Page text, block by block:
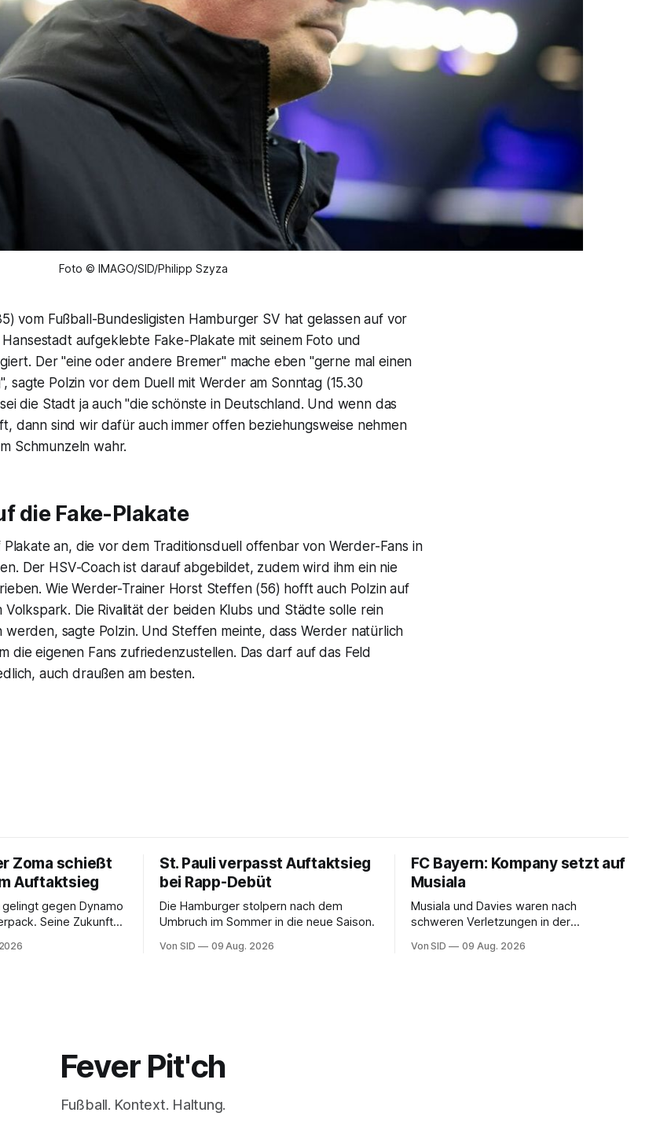
Foto © IMAGO/SID/Philipp Szyza
vom Fußball-Bundesligisten Hamburger SV hat gelassen auf vor
aufgeklebte Fake-Plakate mit seinem Foto und
Der "eine oder andere Bremer" mache eben "gerne mal einen
sagte Polzin vor dem Duell mit Werder am Sonntag (15.30
die Stadt ja auch "die schönste in Deutschland. Und wenn das
dann sind wir dafür auch immer offen beziehungsweise nehmen
Schmunzeln wahr.
die Fake-Plakate
Plakate an, die vor dem Traditionsduell offenbar von Werder-Fans in
Der HSV-Coach ist darauf abgebildet, zudem wird ihm ein nie
Wie Werder-Trainer Horst Steffen (56) hofft auch Polzin auf
Volkspark. Die Rivalität der beiden Klubs und Städte solle rein
werden, sagte Polzin. Und Steffen meinte, dass Werder natürlich
die eigenen Fans zufriedenzustellen. Das darf auf das Feld
auch draußen am besten.
Zoma schießt
Auftaktsieg
gegen Dynamo
Seine Zukunft
St. Pauli verpasst Auftaktsieg
bei Rapp-Debüt
Die Hamburger stolpern nach dem
Umbruch im Sommer in die neue Saison.
Von SID 09 Aug. 2026
FC Bayern: Kompany setzt auf
Musiala
Musiala und Davies waren nach
schweren Verletzungen in der
Spur gekommen.
Von SID 09 Aug. 2026
Fever Pit'ch
Fußball. Kontext. Haltung.